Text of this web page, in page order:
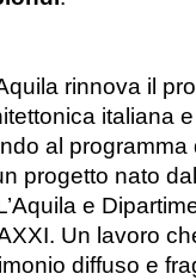
rinnova il
italiana
al programma
progetto nato
e
Un lavoro
diffuso e